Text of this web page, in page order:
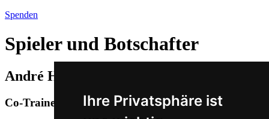
Ihre Privatsphäre ist
Spenden
Spieler und Botschafter
André Hahn
Co-Trainer U17 Eintracht Frankfurt